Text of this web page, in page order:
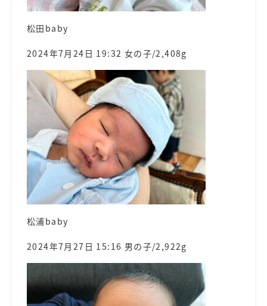
松田baby
2024年7月24日 19:32 女の子/2,408g
松浦baby
2024年7月27日 15:16 男の子/2,922g